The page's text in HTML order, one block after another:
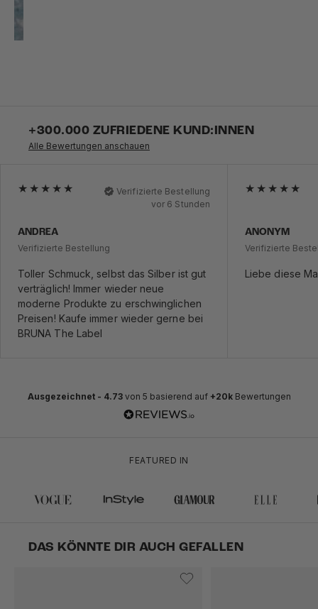
+300.000 ZUFRIEDENE KUND:INNEN
Alle Bewertungen anschauen
Verifizierte Bestellung
vor 6 Stunden
ANDREA
Verifizierte Bestellung
Toller Schmuck, selbst das Silber ist gut
verträglich! Immer wieder neue
moderne Produkte zu erschwinglichen
Preisen! Kaufe immer wieder gerne bei
BRUNA The Label
ANONYM
Verifizierte
Liebe diese
Ausgezeichnet - 4.73von 5 basierend auf +20kBewertungen
FEATURED IN
DAS KÖNNTE DIR AUCH GEFALLEN